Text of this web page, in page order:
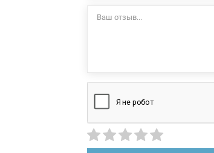
керамический картридж